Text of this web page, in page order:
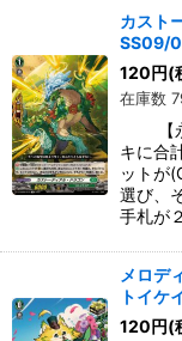
カスト
SS09/
120円(
在庫数
【永
キに合
ットが
選び、
手札が
メロデ
トイケ
120円(